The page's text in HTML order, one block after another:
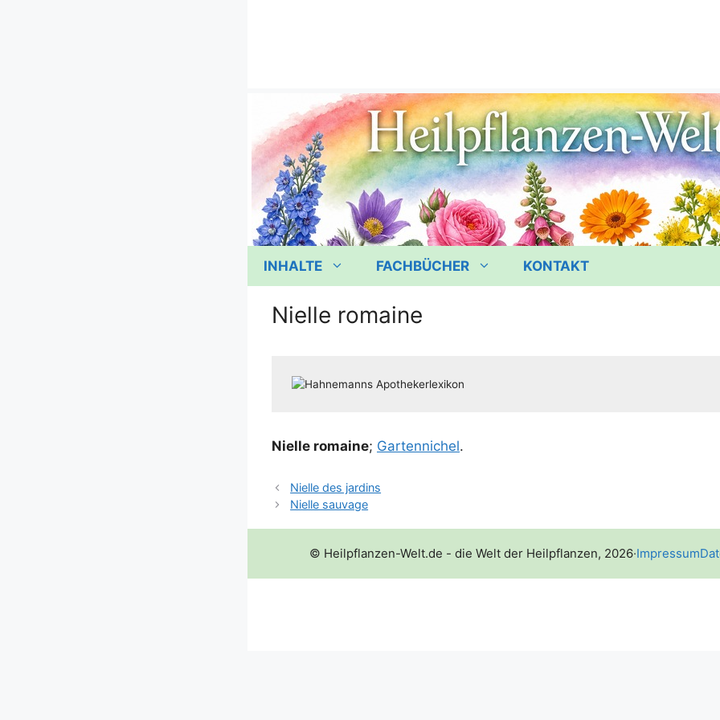
INHALTE FACHBÜCHER KONTAKT
Nielle romaine
Niel­le romaine; Gar­ten­ni­chel.
Nielle des jardins
Nielle sauvage
© Heilpflanzen-Welt.de - die Welt der Heilpflanzen, 2026·Impressum